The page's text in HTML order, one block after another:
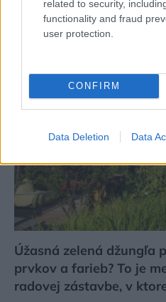
related to security,
functionality and fraud
user protection.
CONFIRM
Data Deletion Data
Certifikát zdravotnej
Remmers je Bee Friendly!
Úžasná zelená džungľa
prvkov a farieb? To je
radovej zástavbe, v